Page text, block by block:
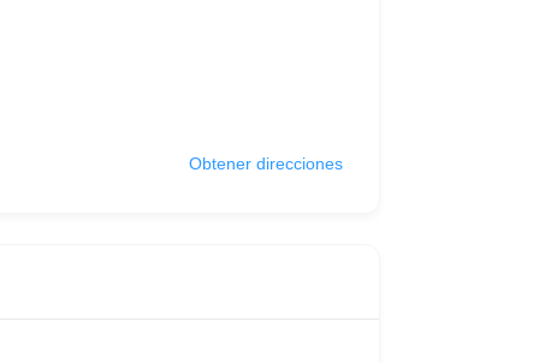
Obtener direcciones